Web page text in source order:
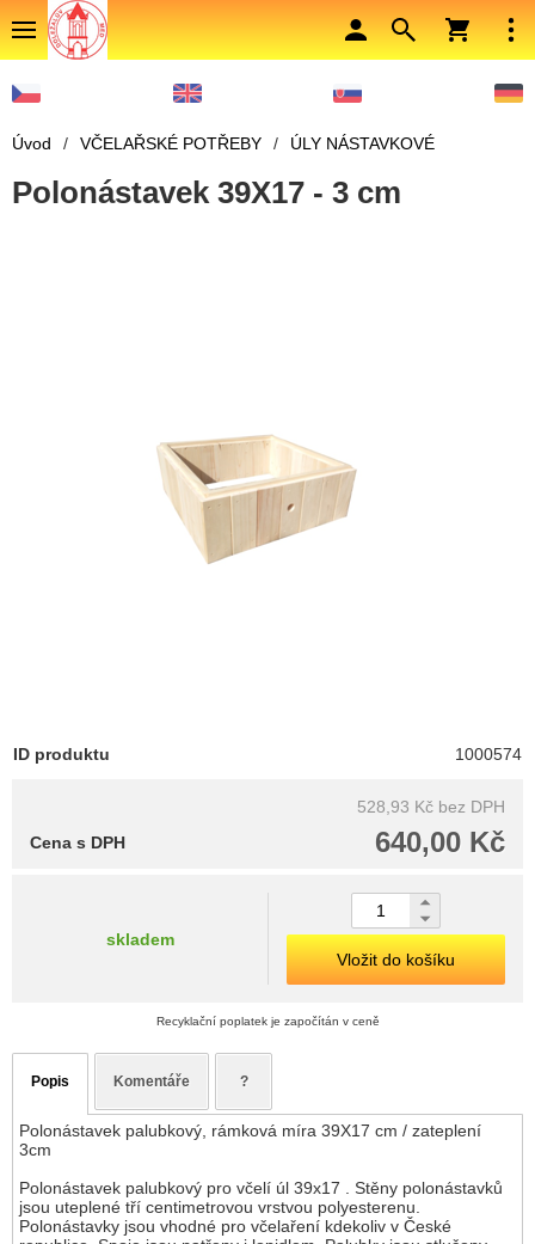
Úvod / VČELAŘSKÉ POTŘEBY / ÚLY NÁSTAVKOVÉ
Polonástavek 39X17 - 3 cm
ID produktu 1000574
528,93 Kč bez DPH
640,00 Kč
Cena s DPH
skladem
Vložit do košíku
Recyklační poplatek je započítán v ceně
Popis Komentáře ?
Polonástavek palubkový, rámková míra 39X17 cm / zateplení
3cm
Polonástavek palubkový pro včelí úl 39x17 . Stěny polonástavků
jsou uteplené tří centimetrovou vrstvou polyesterenu.
Polonástavky jsou vhodné pro včelaření kdekoliv v České